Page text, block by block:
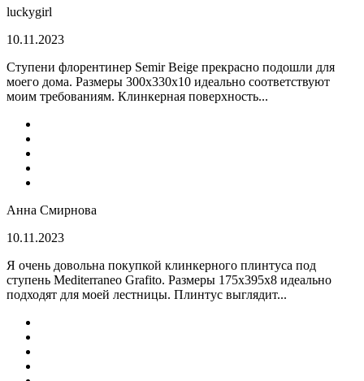
luckygirl
10.11.2023
Ступени флорентинер Semir Beige прекрасно подошли для
моего дома. Размеры 300х330х10 идеально соответствуют
моим требованиям. Клинкерная поверхность...
Анна Смирнова
10.11.2023
Я очень довольна покупкой клинкерного плинтуса под
ступень Mediterraneo Grafito. Размеры 175х395х8 идеально
подходят для моей лестницы. Плинтус выглядит...